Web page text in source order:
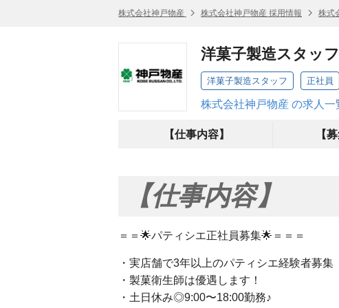
株式会社神戸物産 株式会社神戸物産 採用情報 株式
洋菓子製造スタッフ
洋菓子製造スタッフ 正社員
株式会社神戸物産 の求人一
【仕事内容】 【
【仕事内容】
＝＝🌟パティシエ正社員募集🌟＝＝＝
・実店舗で3年以上のパティシエ経験者募集
・製菓衛生師は優遇します！
・土日休み◎9:00〜18:00勤務♪